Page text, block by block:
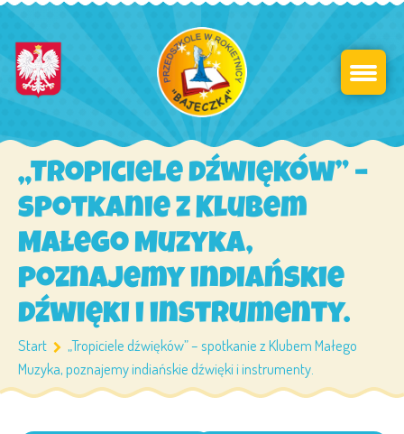
„Tropiciele dźwięków” –
spotkanie z Klubem
Małego Muzyka,
poznajemy indiańskie
dźwięki i instrumenty.
Start
„Tropiciele dźwięków” – spotkanie z Klubem Małego
Muzyka, poznajemy indiańskie dźwięki i instrumenty.